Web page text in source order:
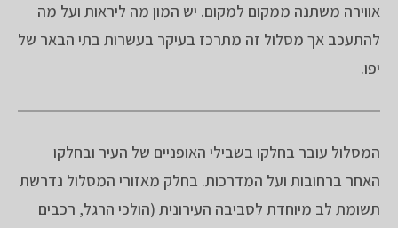
אווירה משתנה ממקום למקום. יש המון מה ליראות ועל מה
להתעכב אך מסלול זה מתרכז בעיקר בעשרות בתי הבאר של
יפו.
המסלול עובר בחלקו בשבילי האופניים של העיר ובחלקו
האחר ברחובות ועל המדרכות. בחלק מאזורי המסלול נדרשת
תשומת לב מיוחדת לסביבה העירונית (הולכי הרגל, רכבים